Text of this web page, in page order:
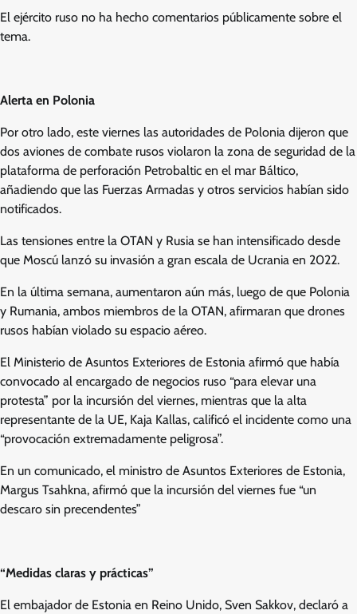
El ejército ruso no ha hecho comentarios públicamente sobre el
tema.
Alerta en Polonia
Por otro lado, este viernes las autoridades de Polonia dijeron que
dos aviones de combate rusos violaron la zona de seguridad de la
plataforma de perforación Petrobaltic en el mar Báltico,
añadiendo que las Fuerzas Armadas y otros servicios habían sido
notificados.
Las tensiones entre la OTAN y Rusia se han intensificado desde
que Moscú lanzó su invasión a gran escala de Ucrania en 2022.
En la última semana, aumentaron aún más, luego de que Polonia
y Rumania, ambos miembros de la OTAN, afirmaran que drones
rusos habían violado su espacio aéreo.
El Ministerio de Asuntos Exteriores de Estonia afirmó que había
convocado al encargado de negocios ruso “para elevar una
protesta” por la incursión del viernes, mientras que la alta
representante de la UE, Kaja Kallas, calificó el incidente como una
“provocación extremadamente peligrosa”.
En un comunicado, el ministro de Asuntos Exteriores de Estonia,
Margus Tsahkna, afirmó que la incursión del viernes fue “un
descaro sin precendentes”
“Medidas claras y prácticas”
El embajador de Estonia en Reino Unido, Sven Sakkov, declaró a